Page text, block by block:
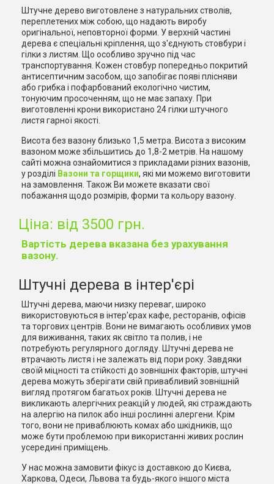
Штучне дерево виготовлене з натуральних стволів,
переплетених між собою, що надають виробу
оригінальної, неповторної форми. У верхній частині
дерева є спеціальні кріплення, що з'єднують стовбури і
гілки з листям. Що особливо зручно під час
транспортування. Кожен стовбур попередньо покритий
антисептичним засобом, що запобігає появі плісняви
або грибка і пофарбований екологічно чистим,
тонуючим просоченням, що не має запаху. При
виготовленні крони використано 24 гілки штучного
листя гарної якості.
Висота без вазону близько 1,5 метра. Висота з високим
вазоном може збільшитись до 1,8-2 метрів. На нашому
сайті можна ознайомитися з прикладами різних вазонів,
у розділі Вазони та горщики, які ми можемо виготовити
на замовлення. Також Ви можете вказати свої
побажання щодо розмірів, форми та кольору вазону.
Ціна: від 3500 грн.
Вартість дерева вказана без урахування
вазону.
Штучні дерева в інтер'єрі
Штучні дерева, маючи низку переваг, широко
використовуються в інтер'єрах кафе, ресторанів, офісів
та торгових центрів. Вони не вимагають особливих умов
для виживання, таких як світло та полив, і не
потребують регулярного догляду. Штучні дерева не
втрачають листя і не залежать від пори року. Завдяки
своїй міцності та стійкості до зовнішніх факторів, штучні
дерева можуть зберігати свій привабливий зовнішній
вигляд протягом багатьох років. Штучні дерева не
викликають алергічних реакцій у людей, які страждають
на алергію на пилок або інші рослинні алергени. Крім
того, вони не приваблюють комах або шкідників, що
може бути проблемою при використанні живих рослин
усередині приміщень.
У нас можна замовити фікус із доставкою до Києва,
Харкова, Одеси, Львова та будь-якого іншого міста